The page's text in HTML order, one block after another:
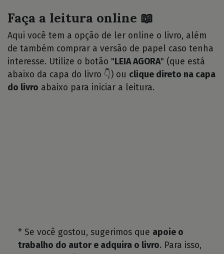
Faça a leitura online 📖
Aqui você tem a opção de ler online o livro, além
de também comprar a versão de papel caso tenha
interesse. Utilize o botão " LEIA AGORA" (que está
abaixo da capa do livro 👇) ou clique direto na capa
do livro abaixo para iniciar a leitura.
* Se você gostou, sugerimos que apoie o
trabalho do autor e adquira o livro. Para isso,